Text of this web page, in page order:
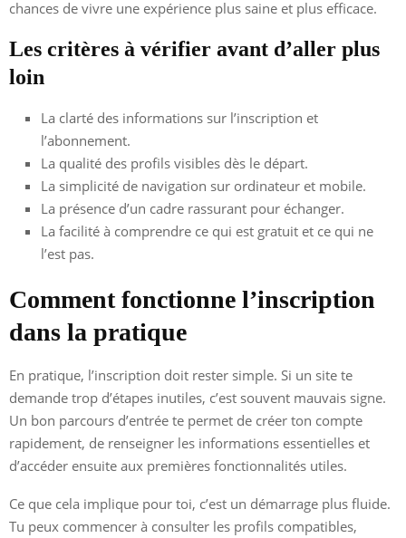
chances de vivre une expérience plus saine et plus efficace.
Les critères à vérifier avant d’aller plus
loin
La clarté des informations sur l’inscription et
l’abonnement.
La qualité des profils visibles dès le départ.
La simplicité de navigation sur ordinateur et mobile.
La présence d’un cadre rassurant pour échanger.
La facilité à comprendre ce qui est gratuit et ce qui ne
l’est pas.
Comment fonctionne l’inscription
dans la pratique
En pratique, l’inscription doit rester simple. Si un site te
demande trop d’étapes inutiles, c’est souvent mauvais signe.
Un bon parcours d’entrée te permet de créer ton compte
rapidement, de renseigner les informations essentielles et
d’accéder ensuite aux premières fonctionnalités utiles.
Ce que cela implique pour toi, c’est un démarrage plus fluide.
Tu peux commencer à consulter les profils compatibles,